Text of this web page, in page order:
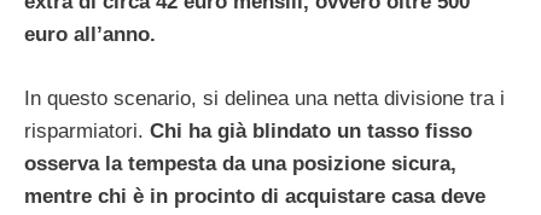
euro all’anno.
In questo scenario, si delinea una netta divisione tra i
risparmiatori. Chi ha già blindato un tasso fisso
osserva la tempesta da una posizione sicura,
mentre chi è in procinto di acquistare casa deve